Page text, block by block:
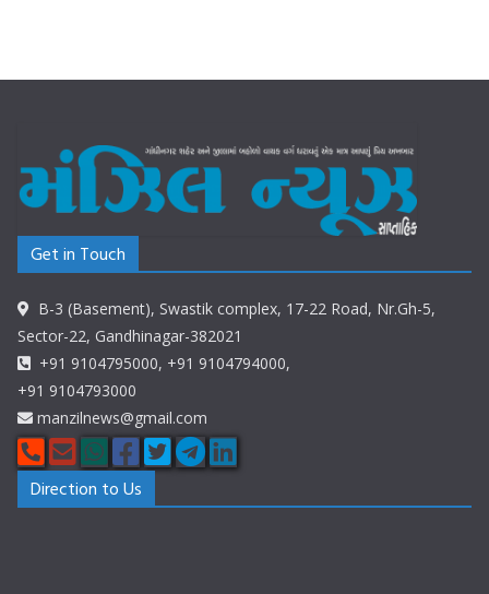
Get in Touch
B-3 (Basement), Swastik complex, 17-22 Road, Nr.Gh-5,
Sector-22, Gandhinagar-382021
+91 9104795000, +91 9104794000,
+91 9104793000
manzilnews@gmail.com
Direction to Us